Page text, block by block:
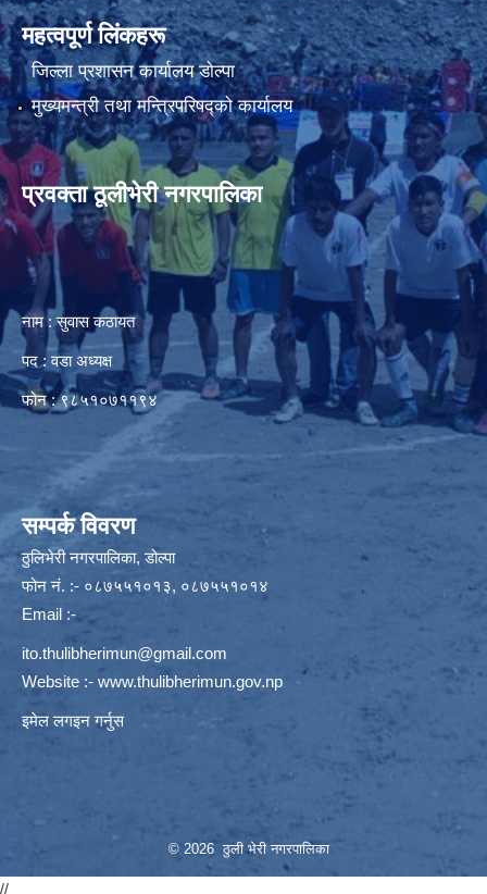
महत्वपूर्ण लिंकहरू
जिल्ला प्रशासन कार्यालय डाेल्पा
मुख्यमन्त्री तथा मन्त्रिपरिषद्को कार्यालय
प्रवक्ता ठूलीभेरी नगरपालिका
नाम : सुवास कठायत
पद : वडा अध्यक्ष
फोन : ९८५१०७११९४
सम्पर्क विवरण
ठुलिभेरी नगरपालिका, डोल्पा
फोन नं. :- ०८७५५१०१३, ०८७५५१०१४
Email :-
ito.thulibherimun@gmail.com
Website :- www.thulibherimun.gov.np
इमेल लगइन गर्नुस
© 2026 ठुली भेरी नगरपालिका
//